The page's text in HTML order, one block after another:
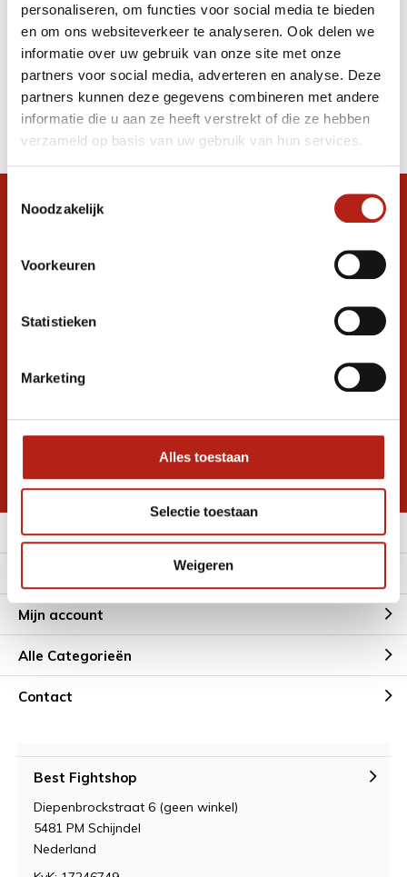
personaliseren, om functies voor social media te bieden
en om ons websiteverkeer te analyseren. Ook delen we
informatie over uw gebruik van onze site met onze
partners voor social media, adverteren en analyse. Deze
partners kunnen deze gegevens combineren met andere
informatie die u aan ze heeft verstrekt of die ze hebben
verzameld op basis van uw gebruik van hun services.
Noodzakelijk
Voorkeuren
Statistieken
Marketing
Alles toestaan
Selectie toestaan
Weigeren
Apply filters
Producten getagd met
50x50x20 cm
Producten
Filter
Sorteren op
Snel antwoord op je vraag?
graag verder. 24/7
Ontvang de nieuwste aanbiedingen en
Inschrijven voor
* Lees hier de wettelijke beperkingen
Meer informatie
Mijn account
Alle Categorieën
Contact
Best Fightshop
Diepenbrockstraat 6 (geen winkel)
5481 PM Schijndel
Nederland